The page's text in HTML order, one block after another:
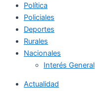
Política
Policiales
Deportes
Rurales
Nacionales
Interés General
Actualidad